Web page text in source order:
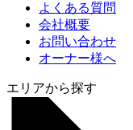
よくある質問
会社概要
お問い合わせ
オーナー様へ
エリアから探す